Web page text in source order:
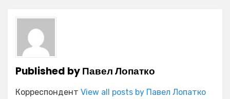
Published byПавел Лопатко
Корреспондент View all posts by Павел Лопатко